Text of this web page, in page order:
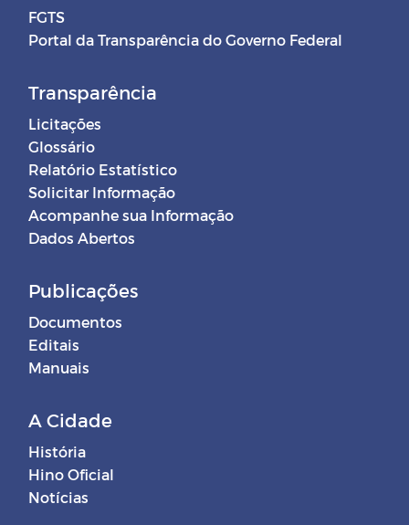
FGTS
Portal da Transparência do Governo Federal
Transparência
Licitações
Glossário
Relatório Estatístico
Solicitar Informação
Acompanhe sua Informação
Dados Abertos
Publicações
Documentos
Editais
Manuais
A Cidade
História
Hino Oficial
Notícias